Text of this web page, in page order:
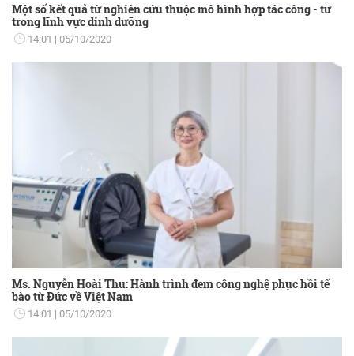
Một số kết quả từ nghiên cứu thuộc mô hình hợp tác công - tư
trong lĩnh vực dinh dưỡng
14:01 05/10/2020
Ms. Nguyễn Hoài Thu: Hành trình đem công nghệ phục hồi tế
bào từ Đức về Việt Nam
14:01 05/10/2020